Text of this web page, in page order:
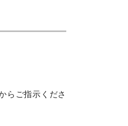
らご指示くださ